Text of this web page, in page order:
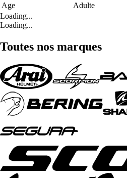
Age
Adulte
Loading...
Loading...
Toutes nos marques